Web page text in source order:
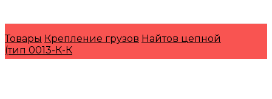
Товары Крепление грузов Найтов цепной
(тип 0013-К-К